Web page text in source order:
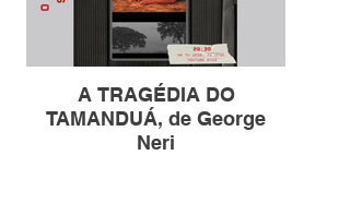
A TRAGÉDIA DO
TAMANDUÁ, de George
Neri